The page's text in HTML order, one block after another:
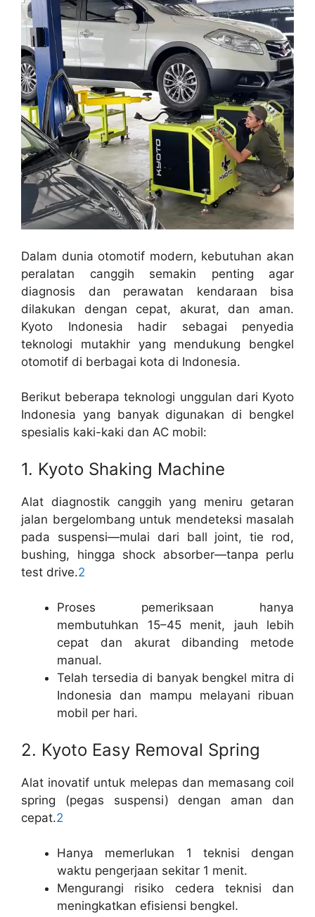
Dalam dunia otomotif modern, kebutuhan akan
peralatan canggih semakin penting agar
diagnosis dan perawatan kendaraan bisa
dilakukan dengan cepat, akurat, dan aman.
Kyoto Indonesia hadir sebagai penyedia
teknologi mutakhir yang mendukung bengkel
otomotif di berbagai kota di Indonesia.
Berikut beberapa teknologi unggulan dari Kyoto
Indonesia yang banyak digunakan di bengkel
spesialis kaki-kaki dan AC mobil:
1. Kyoto Shaking Machine
Alat diagnostik canggih yang meniru getaran
jalan bergelombang untuk mendeteksi masalah
pada suspensi—mulai dari ball joint, tie rod,
bushing, hingga shock absorber—tanpa perlu
test drive.2
Proses pemeriksaan hanya
membutuhkan 15–45 menit, jauh lebih
cepat dan akurat dibanding metode
manual.
Telah tersedia di banyak bengkel mitra di
Indonesia dan mampu melayani ribuan
mobil per hari.
2. Kyoto Easy Removal Spring
Alat inovatif untuk melepas dan memasang coil
spring (pegas suspensi) dengan aman dan
cepat.2
Hanya memerlukan 1 teknisi dengan
waktu pengerjaan sekitar 1 menit.
Mengurangi risiko cedera teknisi dan
meningkatkan efisiensi bengkel.